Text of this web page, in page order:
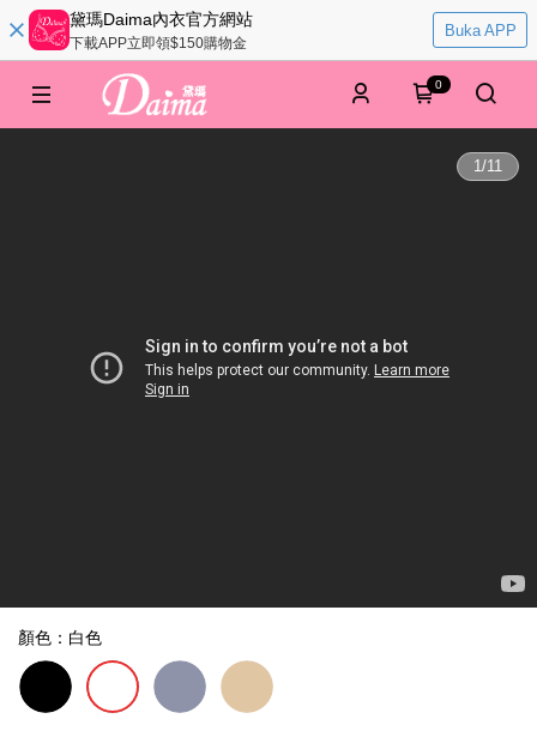
黛瑪Daima內衣官方網站
下載APP立即領$150購物金
Buka APP
0
1/11
顏色：白色